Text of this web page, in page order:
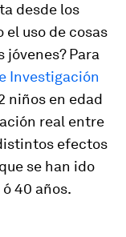
desde los
uso de cosas
Para
Investigación
niños en edad
real entre
efectos
se han ido
40 años.